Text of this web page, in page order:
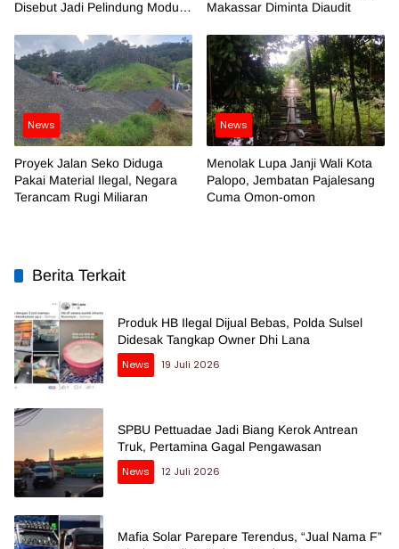
Disebut Jadi Pelindung Modus
Makassar Diminta Diaudit
News
Proyek Jalan Seko Diduga
Pakai Material Ilegal, Negara
Terancam Rugi Miliaran
News
Menolak Lupa Janji Wali Kota
Palopo, Jembatan Pajalesang
Cuma Omon-omon
Berita Terkait
Produk HB Ilegal Dijual Bebas, Polda Sulsel
Didesak Tangkap Owner Dhi Lana
News
19 Juli 2026
SPBU Pettuadae Jadi Biang Kerok Antrean
Truk, Pertamina Gagal Pengawasan
News
12 Juli 2026
Mafia Solar Parepare Terendus, “Jual Nama F”